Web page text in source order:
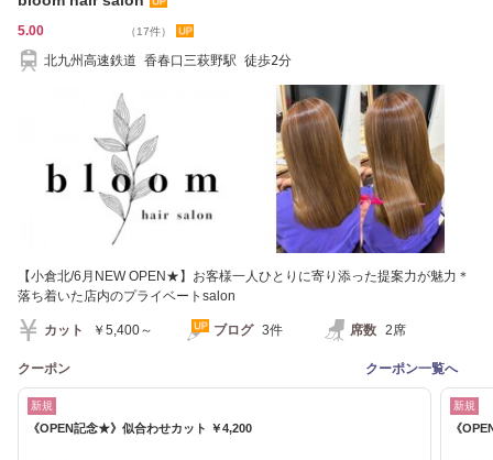
5.00 （17件）
北九州高速鉄道 香春口三萩野駅 徒歩2分
【小倉北/6月NEW OPEN★】お客様一人ひとりに寄り添った提案力が魅力＊
落ち着いた店内のプライベートsalon
カット ￥5,400～ ブログ 3件 席数 2席
クーポン クーポン一覧へ
新規
《OPEN記念★》似合わせカット ￥4,200
新規
《